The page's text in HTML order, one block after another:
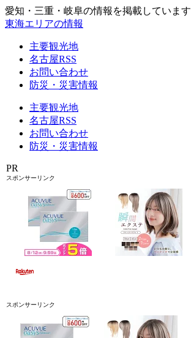
愛知・三重・岐阜の情報を掲載しています
東海エリアの情報
主要観光地
名古屋RSS
お問い合わせ
防災・災害情報
主要観光地
名古屋RSS
お問い合わせ
防災・災害情報
PR
スポンサーリンク
スポンサーリンク